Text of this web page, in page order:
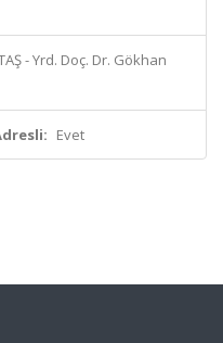
- Yrd. Doç. Dr. Gökhan
Evet